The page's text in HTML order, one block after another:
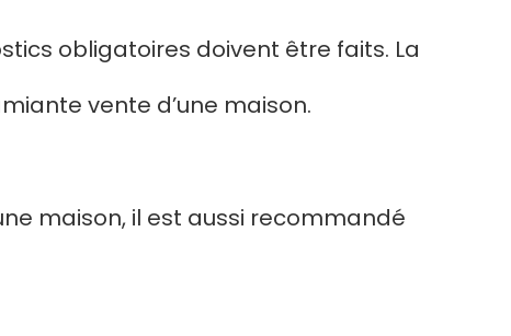
obligatoires doivent être faits. La
vente d’une maison.
maison, il est aussi recommandé